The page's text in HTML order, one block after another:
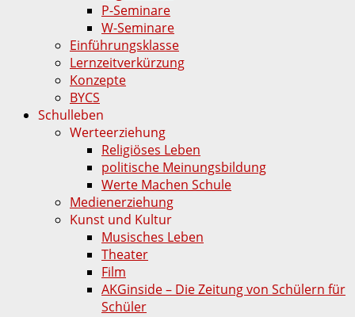
P-Seminare
W-Seminare
Einführungsklasse
Lernzeitverkürzung
Konzepte
BYCS
Schulleben
Werteerziehung
Religiöses Leben
politische Meinungsbildung
Werte Machen Schule
Medienerziehung
Kunst und Kultur
Musisches Leben
Theater
Film
AKGinside – Die Zeitung von Schülern für
Schüler